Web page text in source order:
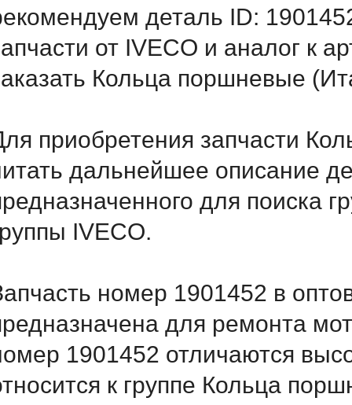
деталь ID:
от IVECO и аналог к
Кольца поршневые
приобретения запчасти
дальнейшее описание
для поиска
IVECO.
номер 1901452 в
для ремонта
1901452 отличаются
к группе Кольца